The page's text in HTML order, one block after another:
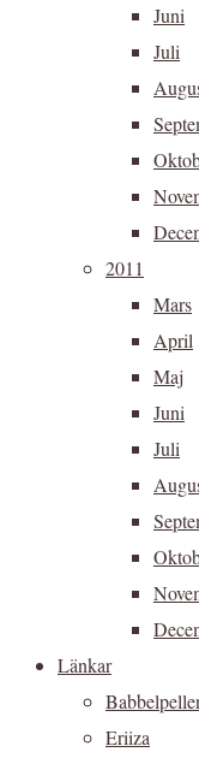
Juni
Juli
2011
Mars
April
Maj
Juni
Juli
Länkar
Eriiza